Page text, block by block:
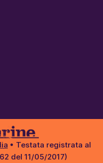
• Testata registrata al
del 11/05/2017)